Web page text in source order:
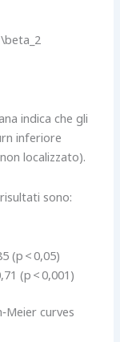
indica che gli
inferiore
localizzato).
sono:
(p < 0,05)
(p < 0,001)
curves